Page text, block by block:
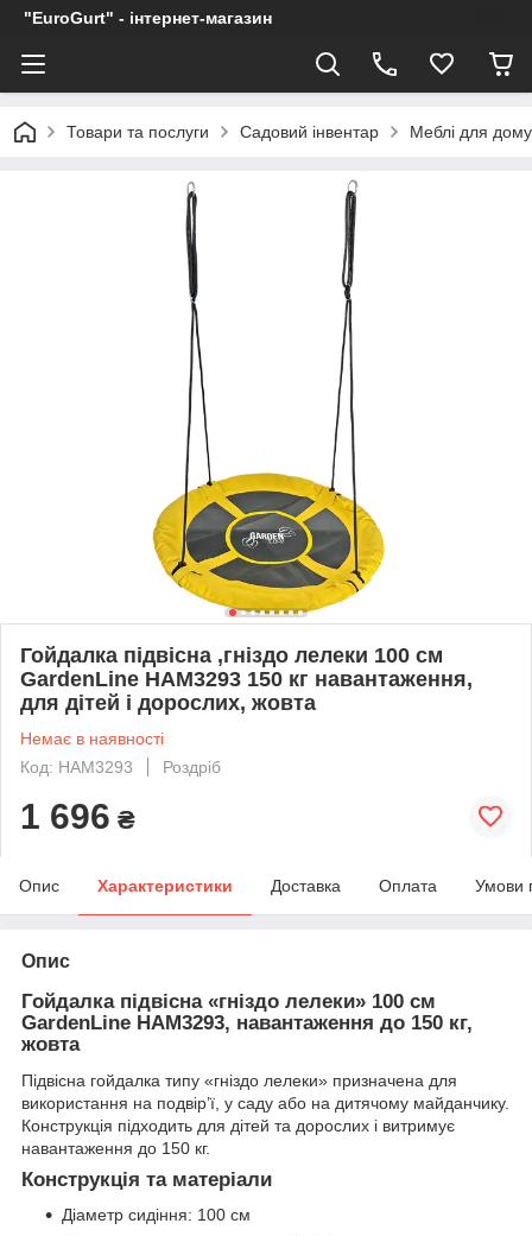
"EuroGurt" - інтернет-магазин
Товари та послуги Садовий інвентар Меблі для
Гойдалка підвісна ,гніздо лелеки 100 см
GardenLine HAM3293 150 кг навантаження,
для дітей і дорослих, жовта
Немає в наявності
Код: HAM3293
Роздріб
1 696 ₴
Опис Характеристики Доставка Оплата Умови
Опис
Гойдалка підвісна «гніздо лелеки» 100 см
GardenLine HAM3293, навантаження до 150 кг,
жовта
Підвісна гойдалка типу «гніздо лелеки» призначена для
використання на подвір’ї, у саду або на дитячому майданчику.
Конструкція підходить для дітей та дорослих і витримує
навантаження до 150 кг.
Конструкція та матеріали
Діаметр сидіння: 100 см